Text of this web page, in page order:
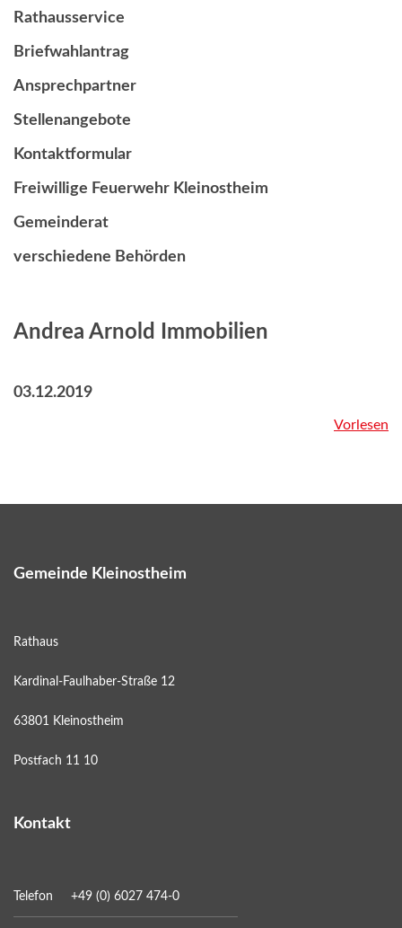
Rathausservice
Briefwahlantrag
Ansprechpartner
Stellenangebote
Kontaktformular
Freiwillige Feuerwehr Kleinostheim
Gemeinderat
verschiedene Behörden
Andrea Arnold Immobilien
03.12.2019
Vorlesen
Gemeinde Kleinostheim
Rathaus
Kardinal-Faulhaber-Straße 12
63801 Kleinostheim
Postfach 11 10
Kontakt
Telefon +49 (0) 6027 474-0